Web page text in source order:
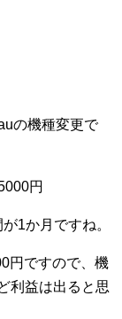
の機種変更で
円
1か月ですね。
円ですので、機
利益は出ると思